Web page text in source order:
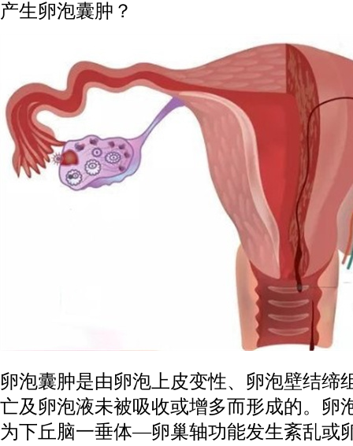
产生卵泡囊肿？
卵泡囊肿是由卵泡上皮变性、卵泡壁结缔
亡及卵泡液未被吸收或增多而形成的。卵
为下丘脑一垂体—卵巢轴功能发生紊乱或